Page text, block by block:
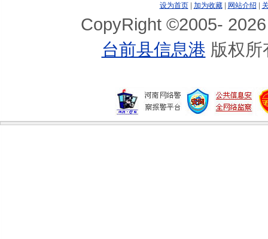
设为首页| 加为收藏| 网站介绍 |
CopyRight ©2005-
台前县信息港 版权